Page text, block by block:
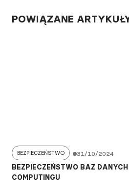
POWIĄZANE
BEZPIECZEŃSTWO 31/10/2024
BEZPIECZEŃSTWO BAZ
COMPUTINGU